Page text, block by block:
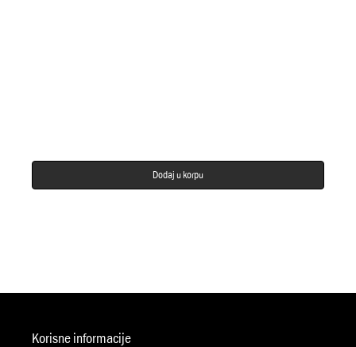
Dodaj u korpu
Korisne informacije